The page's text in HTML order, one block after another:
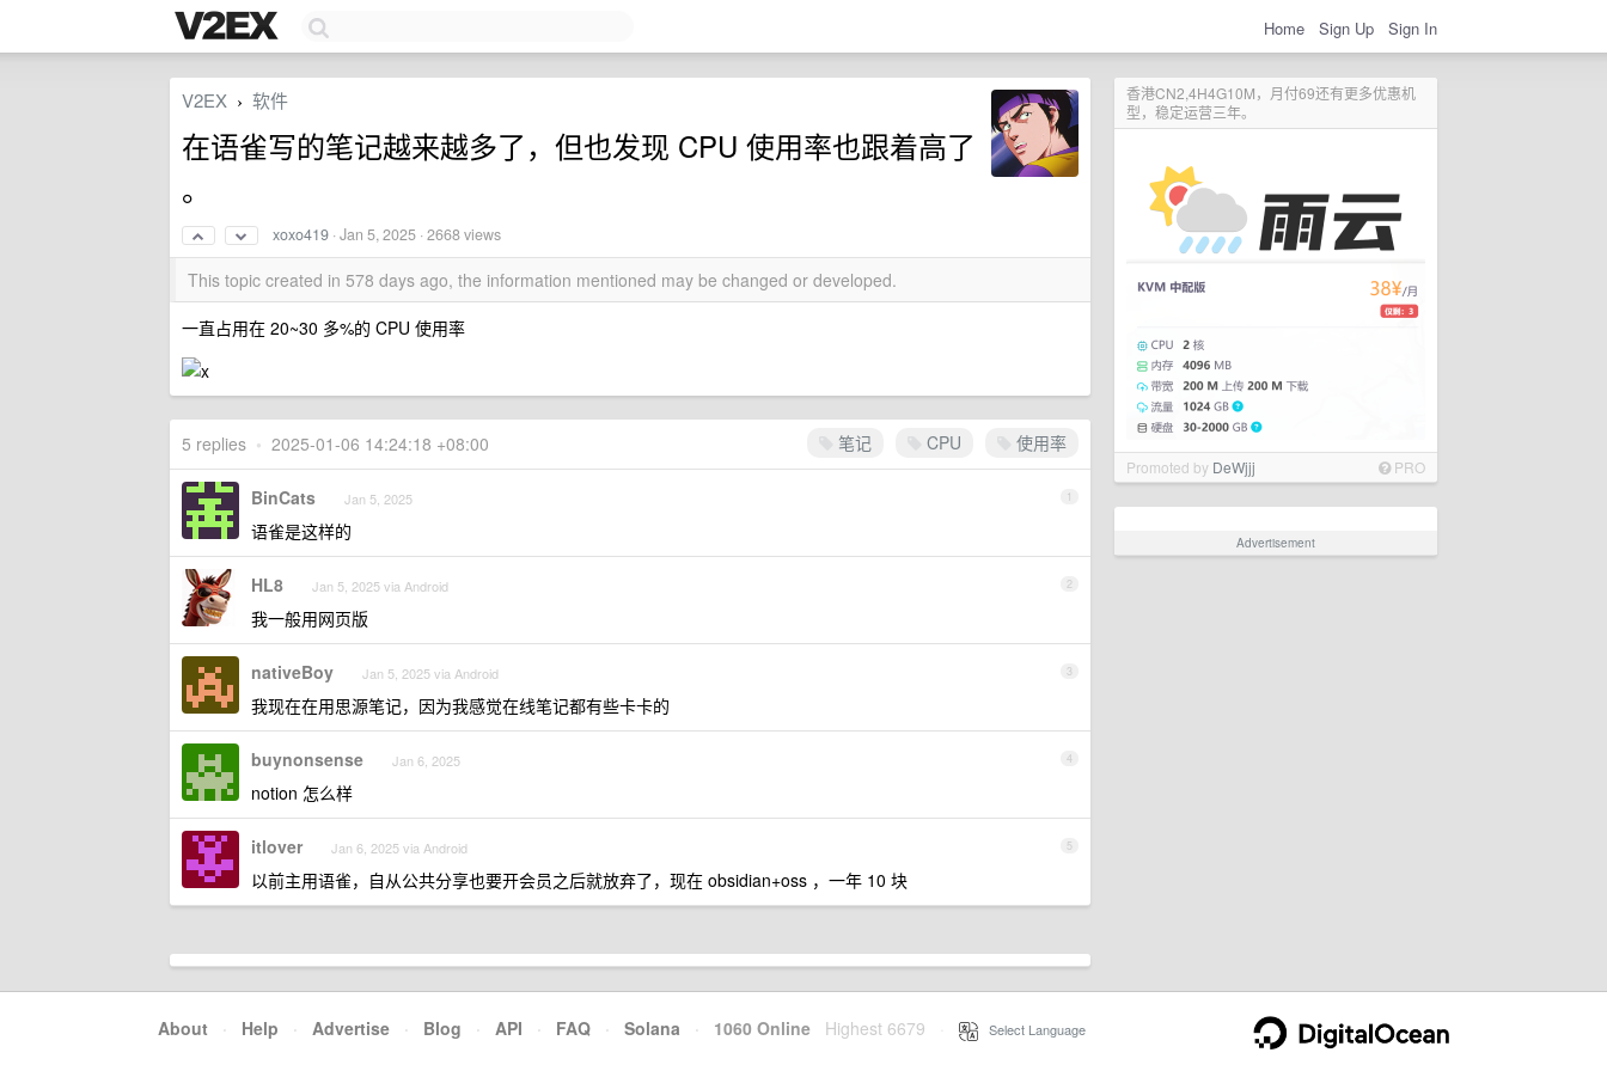
Home Sign Up Sign In
香港CN2,4H4G10M，月付69还有更多优惠机
型，稳定运营三年。
Promoted by DeWjjj PRO
Advertisement
V2EX › 软件
在语雀写的笔记越来越多了，但也发现 CPU 使用率也跟着高了
。
xoxo419 ·Jan 5, 2025 · 2668 views
This topic created in 578 days ago, the information mentioned may be changed or developed.
一直占用在 20~30 多%的 CPU 使用率
笔记 CPU 使用率
5 replies • 2025-01-06 14:24:18 +08:00
1
BinCats Jan 5, 2025
语雀是这样的
2
HL8 Jan 5, 2025 via Android
我一般用网页版
3
nativeBoy Jan 5, 2025 via Android
我现在在用思源笔记，因为我感觉在线笔记都有些卡卡的
4
buynonsense Jan 6, 2025
notion 怎么样
5
itlover Jan 6, 2025 via Android
以前主用语雀，自从公共分享也要开会员之后就放弃了，现在 obsidian+oss ，一年 10 块
About · Help · Advertise · Blog · API · FAQ · Solana · 1060 Online Highest 6679 Select Language